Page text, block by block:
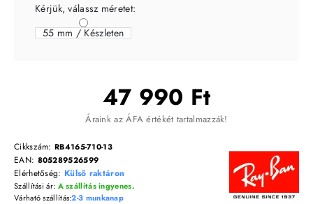
47 990 Ft
Áraink az ÁFA értékét tartalmazzák!
Cikkszám: RB4165-710-13
EAN: 805289526599
Elérhetőség: Külső raktáron
Várható szállítás:2-3 munkanap
Szállítási ár: A szállítás ingyenes.
Kérjük, válassz méretet:
55 mm / Készleten